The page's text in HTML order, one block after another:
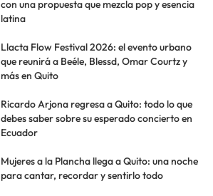
con una propuesta que mezcla pop y esencia
latina
Llacta Flow Festival 2026: el evento urbano
que reunirá a Beéle, Blessd, Omar Courtz y
más en Quito
Ricardo Arjona regresa a Quito: todo lo que
debes saber sobre su esperado concierto en
Ecuador
Mujeres a la Plancha llega a Quito: una noche
para cantar, recordar y sentirlo todo